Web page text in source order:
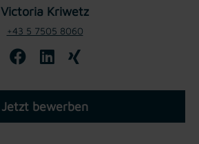
Victoria Kriwetz
+43 5 7505 8060
Jetzt bewerben